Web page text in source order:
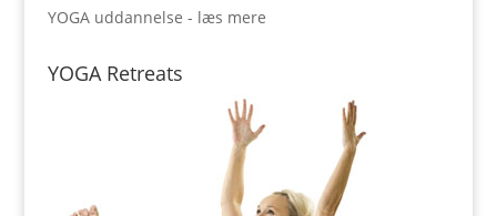
YOGA uddannelse - læs mere
YOGA Retreats